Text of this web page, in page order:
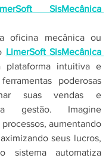
SisMecânica
oficina mecânica ou
LimerSoft SisMecânica
plataforma intuitiva e
poderosas
suas vendas e
gestão. Imagine
aumentando
seus lucros,
sistema automatiza